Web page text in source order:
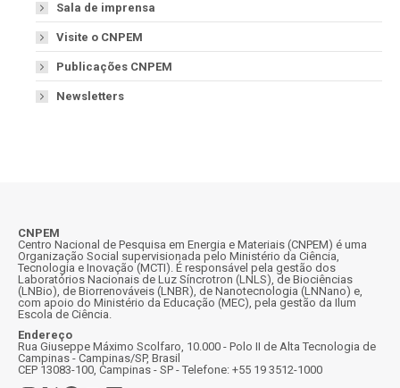
Sala de imprensa
Visite o CNPEM
Publicações CNPEM
Newsletters
CNPEM
Centro Nacional de Pesquisa em Energia e Materiais (CNPEM) é uma
Organização Social supervisionada pelo Ministério da Ciência,
Tecnologia e Inovação (MCTI). É responsável pela gestão dos
Laboratórios Nacionais de Luz Síncrotron (LNLS), de Biociências
(LNBio), de Biorrenováveis (LNBR), de Nanotecnologia (LNNano) e,
com apoio do Ministério da Educação (MEC), pela gestão da Ilum
Escola de Ciência.
Endereço
Rua Giuseppe Máximo Scolfaro, 10.000 - Polo II de Alta Tecnologia de
Campinas - Campinas/SP, Brasil
CEP 13083-100, Campinas - SP - Telefone: +55 19 3512-1000